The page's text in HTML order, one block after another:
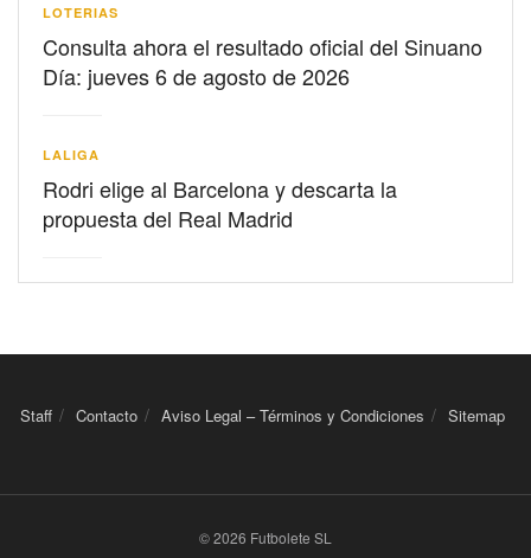
LOTERIAS
Consulta ahora el resultado oficial del Sinuano
Día: jueves 6 de agosto de 2026
LALIGA
Rodri elige al Barcelona y descarta la
propuesta del Real Madrid
Staff Contacto Aviso Legal – Términos y Condiciones Sitemap
© 2026 Futbolete SL